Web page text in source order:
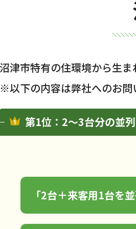
沼津市特有の住環境から生
※以下の内容は弊社へのお問
第1位：2～3台分の並
「2台＋来客用1台を